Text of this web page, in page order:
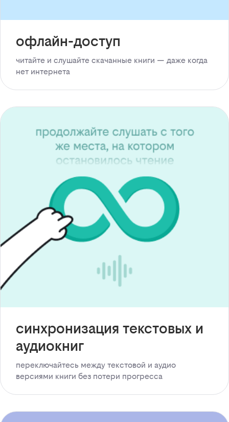
офлайн-доступ
читайте и слушайте скачанные книги — даже когда
нет интернета
синхронизация текстовых и
аудиокниг
переключайтесь между текстовой и аудио
версиями книги без потери прогресса